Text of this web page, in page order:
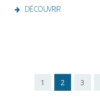
DÉCOUVRIR
1 2 3